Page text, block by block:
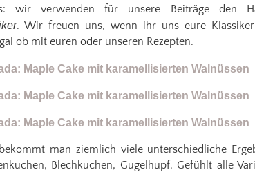
wir verwenden für unsere Beiträge den
. Wir freuen uns, wenn ihr uns eure
ob mit euren oder unseren Rezepten.
man ziemlich viele unterschiedliche
Blechkuchen, Gugelhupf. Gefühlt alle